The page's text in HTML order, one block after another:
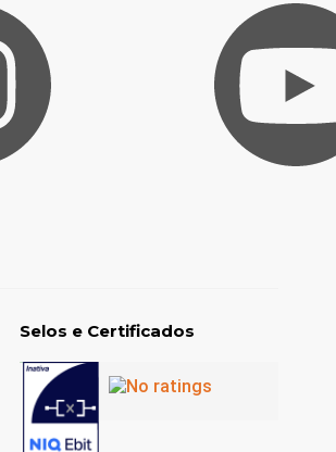
Selos e Certificados